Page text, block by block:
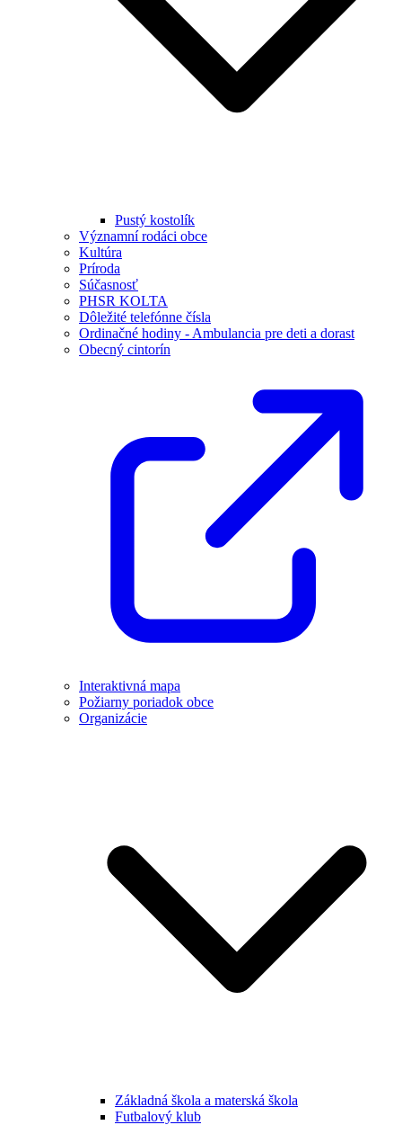
Pustý kostolík
Významní rodáci obce
Kultúra
Príroda
Súčasnosť
PHSR KOLTA
Dôležité telefónne čísla
Ordinačné hodiny - Ambulancia pre deti a dorast
Obecný cintorín
Interaktivná mapa
Požiarny poriadok obce
Organizácie
Základná škola a materská škola
Futbalový klub